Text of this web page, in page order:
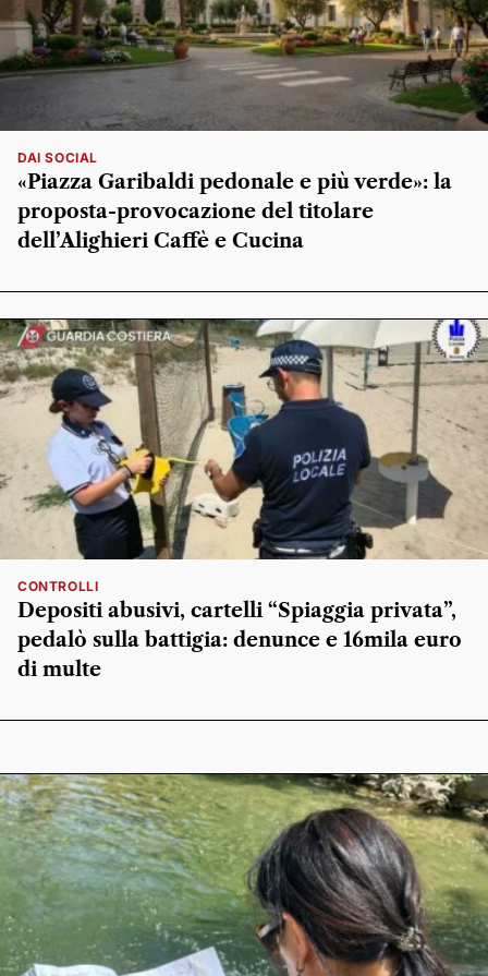
DAI SOCIAL
«Piazza Garibaldi pedonale e più verde»: la
proposta-provocazione del titolare
dell’Alighieri Caffè e Cucina
CONTROLLI
Depositi abusivi, cartelli “Spiaggia privata”,
pedalò sulla battigia: denunce e 16mila euro
di multe